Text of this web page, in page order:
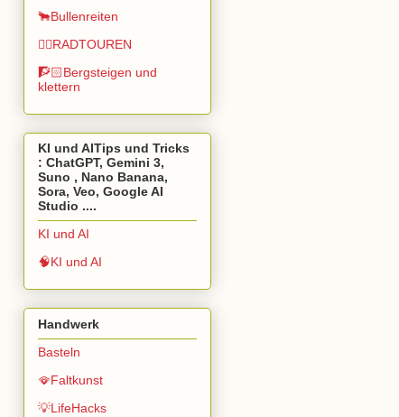
🐂Bullenreiten
🚴‍♂️RADTOUREN
🧗🏻Bergsteigen und
klettern
KI und AITips und Tricks
: ChatGPT, Gemini 3,
Suno , Nano Banana,
Sora, Veo, Google AI
Studio ....
KI und AI
🧠KI und AI
Handwerk
Basteln
🪭Faltkunst
💡LifeHacks